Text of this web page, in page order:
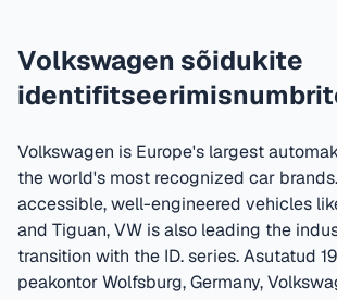
Volkswagen sõidukite
Volkswagen is Europe's largest
the world's most recognized car
accessible, well-engineered vehicles
and Tiguan, VW is also leading the
transition with the ID. series.Asutatud
peakontor Wolfsburg, Germany,